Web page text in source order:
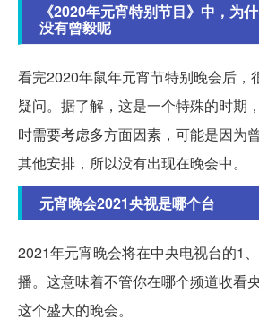
《2020年元宵特别节目》中，为
没有曾毅呢
看完2020年鼠年元宵节特别晚会后，
疑问。据了解，这是一个特殊的时期
时需要考虑多方面因素，可能是因为
其他安排，所以没有出现在晚会中。
元宵晚会2021央视是哪个台
2021年元宵晚会将在中央电视台的1
播。这意味着不管你在哪个频道收看
这个盛大的晚会。